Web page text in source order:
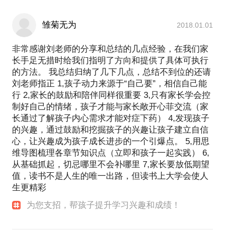
雏菊无为 2018.01.01
非常感谢刘老师的分享和总结的几点经验，在我们家
长手足无措时给我们指明了方向和提供了具体可执行
的方法。 我总结归纳了几下几点，总结不到位的还请
刘老师指正 1,孩子动力来源于“自己要”，相信自己能
行 2,家长的鼓励和陪伴同样很重要 3,只有家长学会控
制好自己的情绪，孩子才能与家长敞开心菲交流（家
长通过了解孩子内心需求才能对症下药） 4,发现孩子
的兴趣，通过鼓励和挖掘孩子的兴趣让孩子建立自信
心，让兴趣成为孩子成长进步的一个引爆点。 5,用思
维导图梳理各章节知识点（立即和孩子一起实践） 6,
从基础抓起，切忌哪里不会补哪里 7,家长要放低期望
值，读书不是人生的唯一出路，但读书上大学会使人
生更精彩
为您支招，帮孩子提升学习兴趣和成绩！